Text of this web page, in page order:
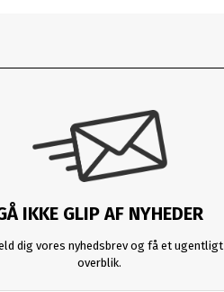
IKKE GLIP AF NYHEDER
dig vores nyhedsbrev og få et ugentligt
overblik.